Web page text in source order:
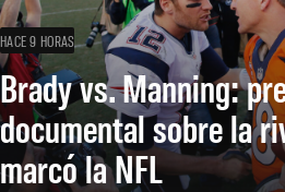
HACE 9 HORAS
Brady vs. Manning:
documental sobre la
marcó la NFL